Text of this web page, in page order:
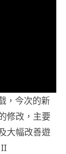
，今次的新
修改，主要
大幅改善遊